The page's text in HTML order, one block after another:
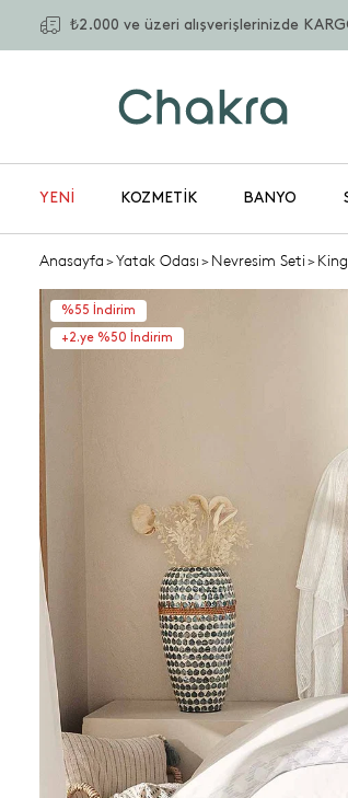
₺2.000 ve üzeri alışverişlerinizde
YENİ KOZMETIK BANYO
Anasayfa>Yatak Odası>Nevresim Seti>
%55 İndirim
+2.ye %50 İndirim